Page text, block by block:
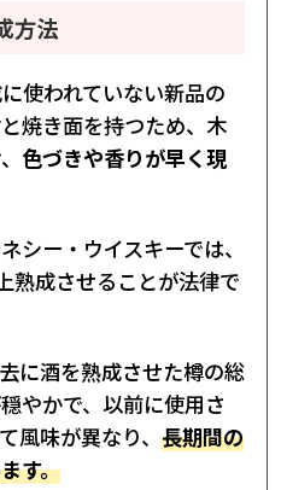
方法
使われていない新品の
焼き面を持つため、木
色づきや香りが早く現
シー・ウイスキーでは、
熟成させることが法律で
に酒を熟成させた樽の総
やかで、以前に使用さ
風味が異なり、 長期間の
す。